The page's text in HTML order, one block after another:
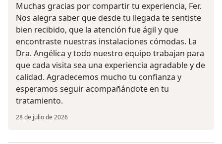
Muchas gracias por compartir tu experiencia, Fer.
Nos alegra saber que desde tu llegada te sentiste
bien recibido, que la atención fue ágil y que
encontraste nuestras instalaciones cómodas. La
Dra. Angélica y todo nuestro equipo trabajan para
que cada visita sea una experiencia agradable y de
calidad. Agradecemos mucho tu confianza y
esperamos seguir acompañándote en tu
tratamiento.
28 de julio de 2026